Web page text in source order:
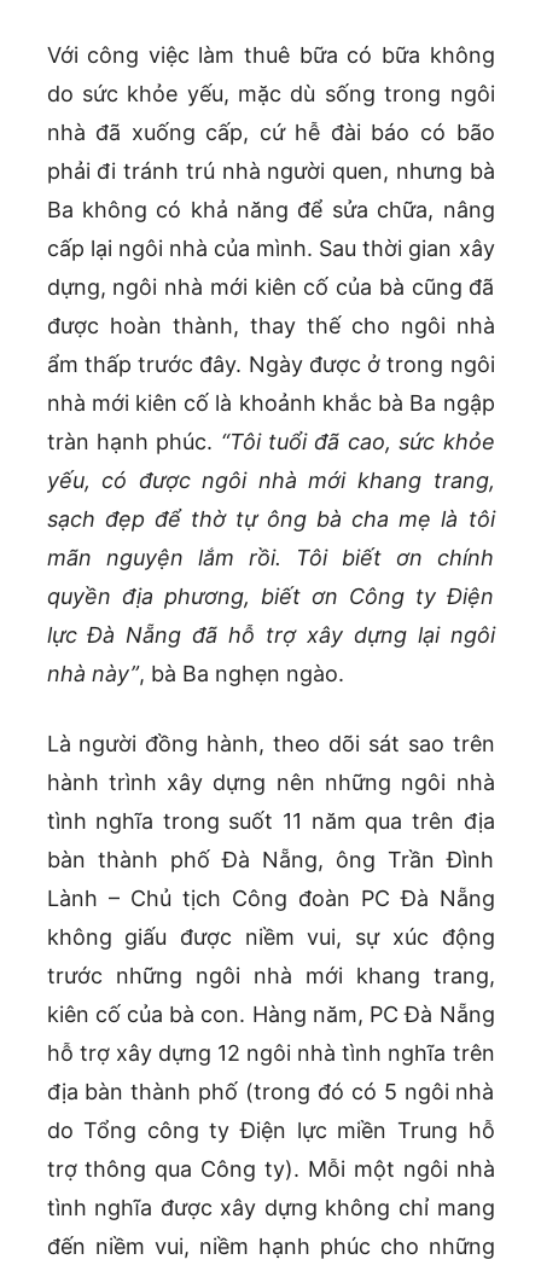
Với công việc làm thuê bữa có bữa không
do sức khỏe yếu, mặc dù sống trong ngôi
nhà đã xuống cấp, cứ hễ đài báo có bão
phải đi tránh trú nhà người quen, nhưng bà
Ba không có khả năng để sửa chữa, nâng
cấp lại ngôi nhà của mình. Sau thời gian xây
dựng, ngôi nhà mới kiên cố của bà cũng đã
được hoàn thành, thay thế cho ngôi nhà
ẩm thấp trước đây. Ngày được ở trong ngôi
nhà mới kiên cố là khoảnh khắc bà Ba ngập
tràn hạnh phúc. “Tôi tuổi đã cao, sức khỏe
yếu, có được ngôi nhà mới khang trang,
sạch đẹp để thờ tự ông bà cha mẹ là tôi
mãn nguyện lắm rồi. Tôi biết ơn chính
quyền địa phương, biết ơn Công ty Điện
lực Đà Nẵng đã hỗ trợ xây dựng lại ngôi
nhà này”, bà Ba nghẹn ngào.
Là người đồng hành, theo dõi sát sao trên
hành trình xây dựng nên những ngôi nhà
tình nghĩa trong suốt 11 năm qua trên địa
bàn thành phố Đà Nẵng, ông Trần Đình
Lành – Chủ tịch Công đoàn PC Đà Nẵng
không giấu được niềm vui, sự xúc động
trước những ngôi nhà mới khang trang,
kiên cố của bà con. Hàng năm, PC Đà Nẵng
hỗ trợ xây dựng 12 ngôi nhà tình nghĩa trên
địa bàn thành phố (trong đó có 5 ngôi nhà
do Tổng công ty Điện lực miền Trung hỗ
trợ thông qua Công ty). Mỗi một ngôi nhà
tình nghĩa được xây dựng không chỉ mang
đến niềm vui, niềm hạnh phúc cho những